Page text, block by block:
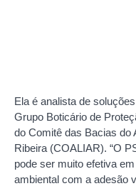
Ela é analista de
Grupo Boticário de
do Comitê das Bacias do
Ribeira (COALIAR). “O
pode ser muito efetiva
ambiental com a adesão